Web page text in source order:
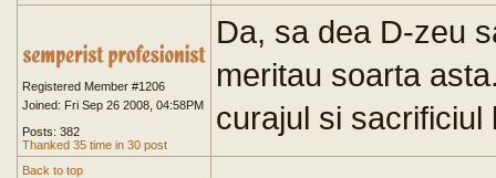
Registered Member #1206
Joined: Fri Sep 26 2008, 04:58PM
Posts: 382
Thanked 35 time in 30 post
Da, sa dea D-zeu
meritau soarta
curajul si sacrificiul
Back to top